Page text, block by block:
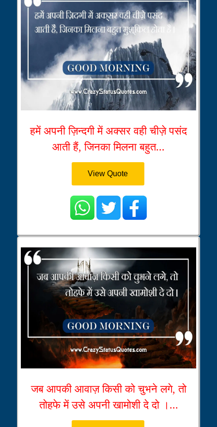
हमें अपनी ज़िन्दगी में अक्सर वही चीज़े पसंद
आती हैं, जिनका मिलना बहुत...
View Quote
जब आपकी आवाज़ किसी को चुभने लगे, तो
तोहफे में उसे अपनी खामोशी दे दो ।...